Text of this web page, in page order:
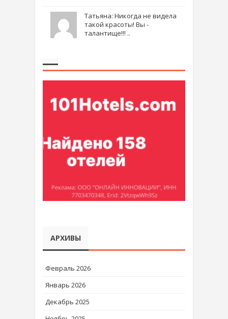
Татьяна: Никогда не видела
такой красоты! Вы -
талантище!!! ..
АРХИВЫ
Февраль 2026
Январь 2026
Декабрь 2025